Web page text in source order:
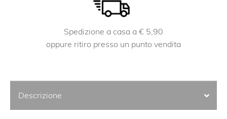
Spedizione a casa a € 5,90
oppure ritiro presso un punto vendita
Descrizione